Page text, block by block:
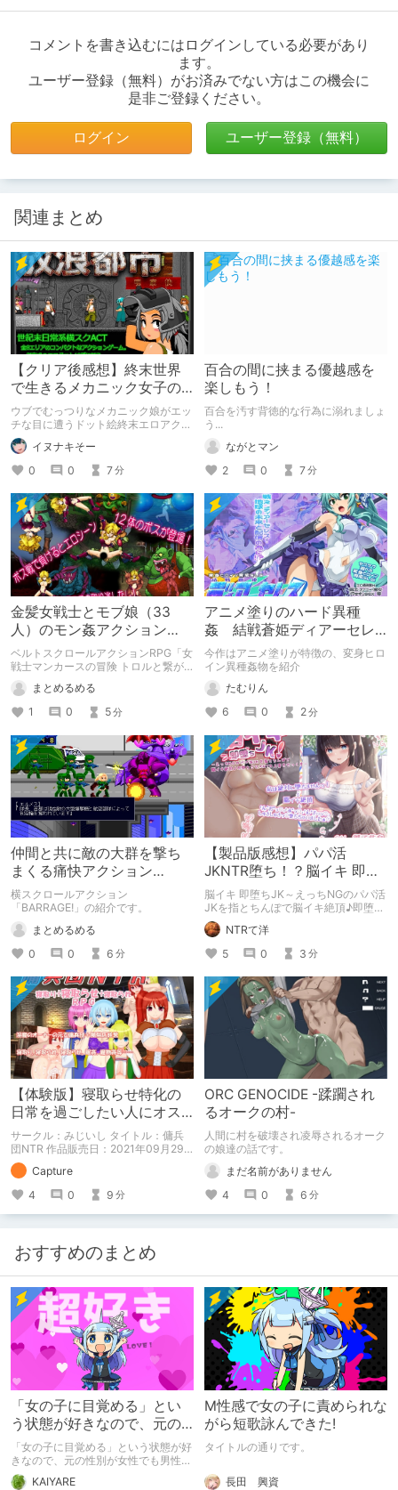
コメントを書き込むにはログインしている必要があり
ます。
ユーザー登録（無料）がお済みでない方はこの機会に
是非ご登録ください。
ログイン ユーザー登録（無料）
関連まとめ
【クリア後感想】終末世界
で生きるメカニック女子の
エッチな日常を楽しめる良
ゲー！【放浪都市】
ウブでむっつりなメカニック娘がエッ
チな目に遭うドット絵終末エロアクシ
ョン！
イヌナキそー
0
0 7分
百合の間に挟まる優越感を
楽しもう！
百合を汚す背徳的な行為に溺れましょ
う...
ながとマン
2
0 7分
金髪女戦士とモブ娘（33
人）のモン姦アクション
RPG「女戦士マンカースの
冒険 トロルと繋がれし姫
君」
ベルトスクロールアクションRPG「女
戦士マンカースの冒険 トロルと繋が
まとめるめる
1
0 5分
アニメ塗りのハード異種
姦 結戦蒼姫ディアーセレ
ス
今作はアニメ塗りが特徴の、変身ヒロ
イン異種姦物を紹介
たむりん
6
0 2分
仲間と共に敵の大群を撃ち
まくる痛快アクション
「BARRAGE!」
横スクロールアクション
「BARRAGE!」の紹介です。
まとめるめる
0
0 6 分
【製品版感想】パパ活
JKNTR堕ち！？脳イキ 即堕
ちJK感想レビュー
脳イキ 即堕ちJK～えっちNGのパパ活
JKを指とちんぽで脳イキ絶頂♪即堕ち
させてNTR上書きせっくす～（サーク
ル のの庵）製品版感想レビュー
NTRて洋
5
0 3 分
【体験版】寝取らせ特化の
日常を過ごしたい人にオス
スメ！【行動記録】
サークル：みじいし タイトル：傭兵
団NTR 作品販売日：2021年09月29
日 発売済みの作品の体験版の内容を
中心に紹介しているまとめ記事です。
体験版の「ネタバレ」を含んだ内容を
まとめているので、苦手な方は注意し
て下さい。
Capture
4
0 9 分
ORC GENOCIDE -蹂躙され
るオークの村-
人間に村を破壊され凌辱されるオーク
の娘達の話です。
まだ名前がありません
4
0 6 分
おすすめのまとめ
「女の子に目覚める」とい
う状態が好きなので、元の
性別が女性でも男性でも問
題ない話
「女の子に目覚める」という状態が好
きなので、元の性別が女性でも男性で
も問題ない話
KAIYARE
M性感で女の子に責められな
がら短歌詠んできた!
タイトルの通りです。
長田 興資